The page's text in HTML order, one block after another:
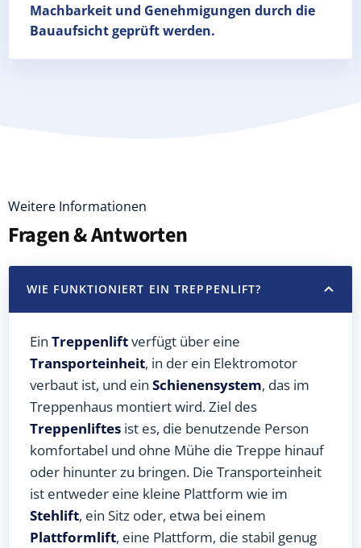
Machbarkeit und Genehmigungen durch die
Bauaufsicht geprüft werden.
Weitere Informationen
Fragen & Antworten
WIE FUNKTIONIERT EIN TREPPENLIFT?
Ein Treppenliftverfügt über eine
Transporteinheit, in der ein Elektromotor
verbaut ist, und ein Schienensystem, das im
Treppenhaus montiert wird. Ziel des
Treppenliftes ist es, die benutzende Person
komfortabel und ohne Mühe die Treppe hinauf
oder hinunter zu bringen. Die Transporteinheit
ist entweder eine kleine Plattform wie im
Stehlift, ein Sitz oder, etwa bei einem
Plattformlift, eine Plattform, die stabil genug